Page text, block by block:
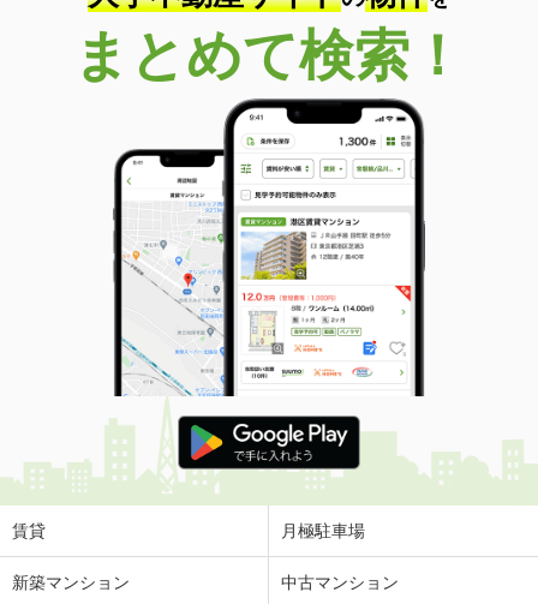
まとめて検索！
賃貸 月極駐車場
新築マンション 中古マンション